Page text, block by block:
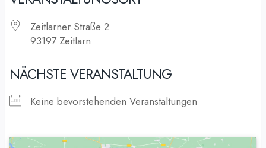
Zeitlarner Straße 2
93197 Zeitlarn
NÄCHSTE VERANSTALTUNG
Keine bevorstehenden Veranstaltungen